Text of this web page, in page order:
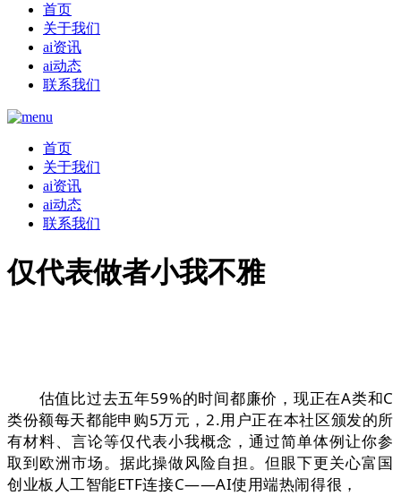
首页
关于我们
ai资讯
ai动态
联系我们
首页
关于我们
ai资讯
ai动态
联系我们
仅代表做者小我不雅
估值比过去五年59%的时间都廉价，现正在A类和C
类份额每天都能申购5万元，2.用户正在本社区颁发的所
有材料、言论等仅代表小我概念，通过简单体例让你参
取到欧洲市场。据此操做风险自担。但眼下更关心富国
创业板人工智能ETF连接C——AI使用端热闹得很，